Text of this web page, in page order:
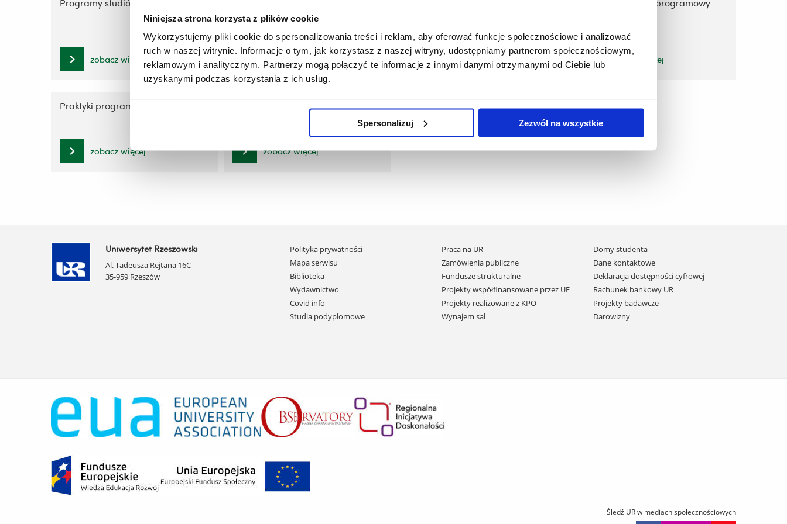
Niniejsza strona korzysta z plików cookie
Wykorzystujemy pliki cookie do spersonalizowania treści i reklam, aby oferować funkcje społecznościowe i analizować
ruch w naszej witrynie. Informacje o tym, jak korzystasz z naszej witryny, udostępniamy partnerom społecznościowym,
reklamowym i analitycznym. Partnerzy mogą połączyć te informacje z innymi danymi otrzymanymi od Ciebie lub
uzyskanymi podczas korzystania z ich usług.
Spersonalizuj Zezwól na wszystkie
Programy studiów
zobacz więcej
studiów)
zobacz więcej zobacz więcej
Kierownik i zespół programowy
zobacz więcej
Praktyki programowe
zobacz więcej
Prace dyplomowe
zobacz więcej
Uniwersytet Rzeszowski
Al. Tadeusza Rejtana 16C
35-959 Rzeszów
Pomiń
nawigację
i
przejdź
do
treści
Polityka prywatności
Mapa serwisu
Biblioteka
Wydawnictwo
Covid info
Studia podyplomowe
Praca na UR
Zamówienia publiczne
Fundusze strukturalne
Projekty współfinansowane przez UE
Projekty realizowane z KPO
Wynajem sal
Domy studenta
Dane kontaktowe
Deklaracja dostępności cyfrowej
Rachunek bankowy UR
Projekty badawcze
Darowizny
Śledź UR w mediach społecznościowych